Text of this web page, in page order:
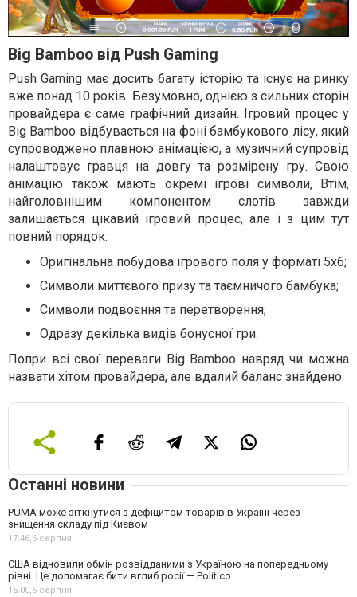
Big Bamboo від Push Gaming
Push Gaming має досить багату історію та існує на ринку
вже понад 10 років. Безумовно, однією з сильних сторін
провайдера є саме графічний дизайн. Ігровий процес у
Big Bamboo відбувається на фоні бамбукового лісу, який
супроводжено плавною анімацією, а музичний супровід
налаштовує гравця на довгу та розмірену гру. Свою
анімацію також мають окремі ігрові символи, Втім,
найголовнішим компонентом слотів завжди
залишається цікавий ігровий процес, але і з цим тут
повний порядок:
Оригінальна побудова ігрового поля у форматі 5х6;
Символи миттєвого призу та таємничого бамбука;
Символи подвоєння та перетворення;
Одразу декілька видів бонусної гри.
Попри всі свої переваги Big Bamboo навряд чи можна
назвати хітом провайдера, але вдалий баланс знайдено.
Останні новини
PUMA може зіткнутися з дефіцитом товарів в Україні через
знищення складу під Києвом
17:46,6 серпня
США відновили обмін розвідданими з Україною на попередньому
рівні. Це допомагає бити вглиб росії — Politico
15:00,6 серпня